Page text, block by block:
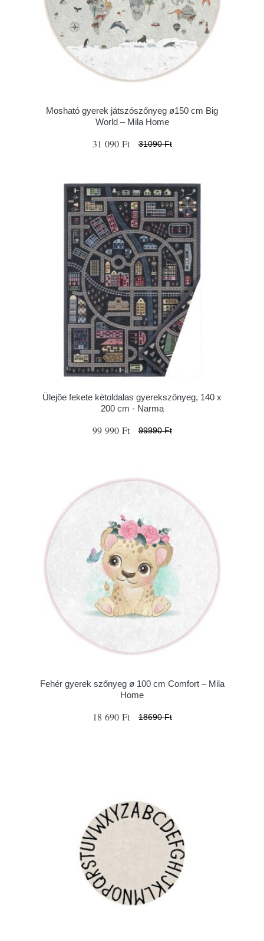
Mosható gyerek játszószőnyeg ø150 cm Big
World – Mila Home
31 090 Ft 31090 Ft
Ülejõe fekete kétoldalas gyerekszőnyeg, 140 x
200 cm - Narma
99 990 Ft 99990 Ft
Fehér gyerek szőnyeg ø 100 cm Comfort – Mila
Home
18 690 Ft 18690 Ft